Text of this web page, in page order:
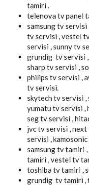
tamiri .
telenova tv panel
samsung tv
tv servisi , vestel
servisi , sunny tv
grundig tv servisi
sharp tv servisi ,
philips tv servisi ,
tv servisi.
skytech tv servisi
yumatu tv servisi
seg tv servisi ,
jvc tv servisi ,
servisi ,
samsung tv tamiri
tamiri , vestel tv
toshiba tv tamiri ,
grundig tv tamiri ,